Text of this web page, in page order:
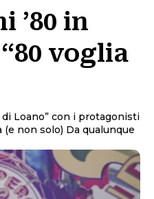
’80 in
voglia
Loano” con i protagonisti
Da qualunque